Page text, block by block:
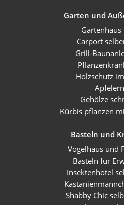
Garten und
Gartenhaus
Carport
Grill-
Holzschutz
Gehölze
Kürbis pflanzen
Basteln und
Vogelhaus und
Basteln für
Insektenhotel
Shabby Chic